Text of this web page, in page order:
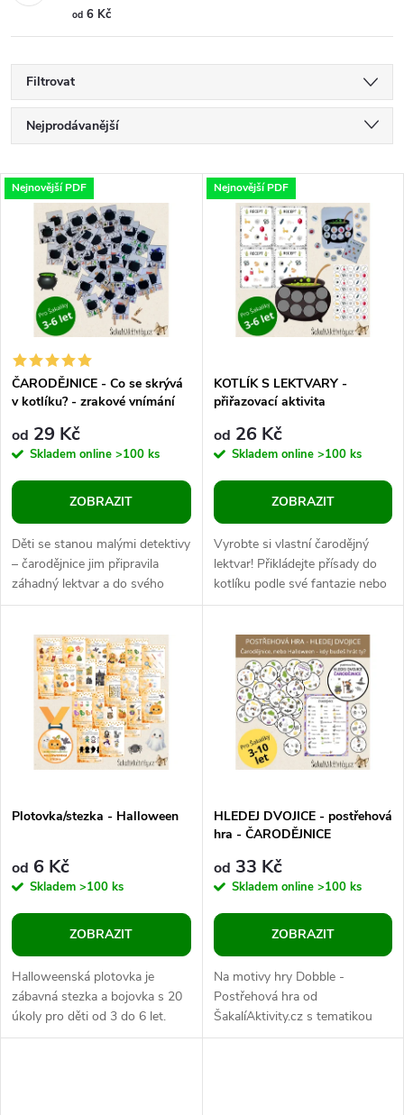
od 6 Kč
Filtrovat
Ř
a
í
p
r
o
d
u
Nejprodávanější
Nejdražší
Abecedně
V
s
p
r
o
d
u
Nejnovější PDF
ČARODĚJNICE - Co se skrývá
v kotlíku? - zrakové vnímání
od 29 Kč
Skladem online >100 ks
ZOBRAZIT
Děti se stanou malými detektivy
– čarodějnice jim připravila
záhadný lektvar a do svého
kotlíku něco schovala. Úkolem
Nejnovější PDF
KOTLÍK S LEKTVARY -
přiřazovací aktivita
od 26 Kč
Skladem online >100 ks
ZOBRAZIT
Vyrobte si vlastní čarodějný
lektvar! Přikládejte přísady do
kotlíku podle své fantazie nebo
podle některé ze 20
Plotovka/stezka - Halloween
od 6 Kč
Skladem >100 ks
ZOBRAZIT
Halloweenská plotovka je
zábavná stezka a bojovka s 20
úkoly pro děti od 3 do 6 let.
PDF soubor plný duchů, dýní,
HLEDEJ DVOJICE - postřehová
hra - ČARODĚJNICE
od 33 Kč
Skladem online >100 ks
ZOBRAZIT
Na motivy hry Dobble -
Postřehová hra od
ŠakalíAktivity.cz s tematikou
Čarodějnic pro děti od věku tří